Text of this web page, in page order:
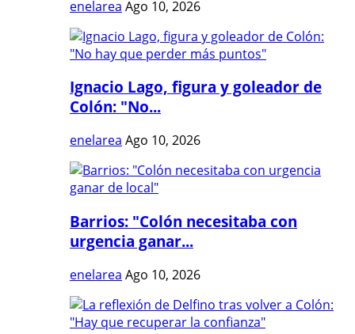
enelarea Ago 10, 2026
Ignacio Lago, figura y goleador de
Colón: "No...
enelarea Ago 10, 2026
Barrios: "Colón necesitaba con
urgencia ganar...
enelarea Ago 10, 2026